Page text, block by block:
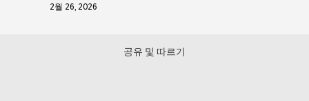
2월 26, 2026
공유 및 따르기